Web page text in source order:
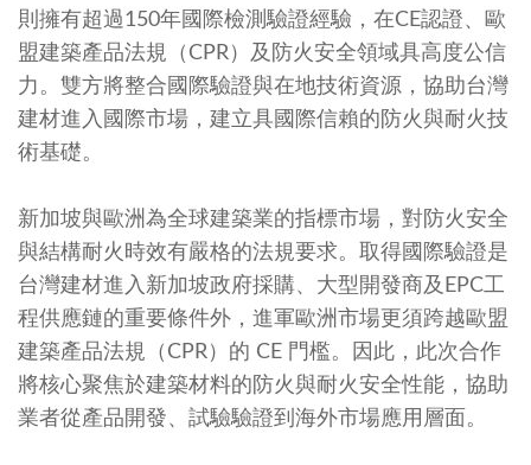
則擁有超過150年國際檢測驗證經驗，在CE認證、歐
盟建築產品法規（CPR）及防火安全領域具高度公信
力。雙方將整合國際驗證與在地技術資源，協助台灣
建材進入國際市場，建立具國際信賴的防火與耐火技
術基礎。
新加坡與歐洲為全球建築業的指標市場，對防火安全
與結構耐火時效有嚴格的法規要求。取得國際驗證是
台灣建材進入新加坡政府採購、大型開發商及EPC工
程供應鏈的重要條件外，進軍歐洲市場更須跨越歐盟
建築產品法規（CPR）的 CE 門檻。因此，此次合作
將核心聚焦於建築材料的防火與耐火安全性能，協助
業者從產品開發、試驗驗證到海外市場應用層面。